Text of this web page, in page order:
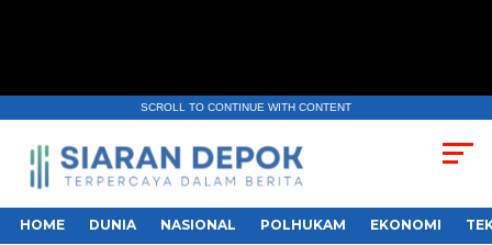
SCROLL TO CONTINUE WITH CONTENT
HOME DUNIA NASIONAL POLHUKAM EKONOMI